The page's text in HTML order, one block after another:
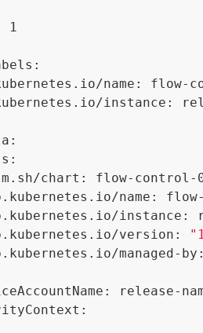
1
name: flow-
instance:
chart: flow-control-
name:
instance:
version:
managed-
release-